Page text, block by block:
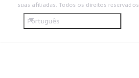
suas afiliadas. Todos os direitos reservados.
Português